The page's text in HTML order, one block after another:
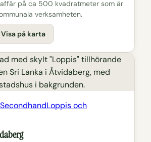
på ca 500 kvadratmeter som är
verksamheten.
Visa på karta
Loppis och